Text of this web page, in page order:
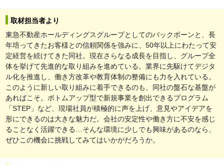
取材担当者より
東急不動産ホールディングスグループとしてのバックボーンと、長
年培ってきたお客様との信頼関係を強みに、50年以上にわたって安
定経営を続けてきた同社。現在さらなる成長を目指し、グループ全
体を挙げて先進的な取り組みを進めている。業界に先駆けてデジタ
ル化を推進し、働き方改革や教育体制の整備にも力を入れている。
このように新しい取り組みに着手できるのも、同社の盤石な基盤が
あればこそ。ボトムアップ型で新規事業を創出できるプログラム
「STEP」など、現場社員が積極的に声を上げ、意見やアイデアを
形にできるのは大きな魅力だ。会社の安定性や働き方に不安を感じ
ることなく活躍できる…そんな環境に少しでも興味があるのなら、
ぜひこの機会に挑戦してみてはいかがだろうか。